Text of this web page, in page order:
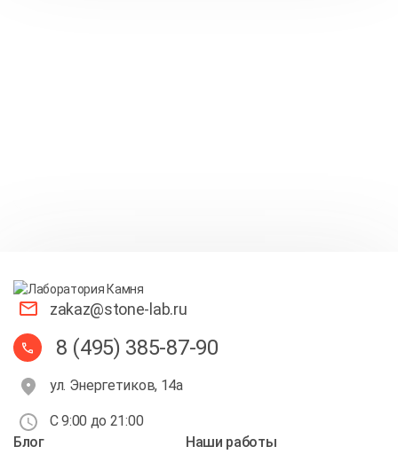
zakaz@stone-lab.ru
8 (495) 385-87-90
ул. Энергетиков, 14а
С 9:00 до 21:00
Блог
Наши работы